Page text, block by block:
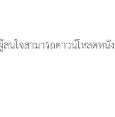
สามารถดาวน์โหลดหนัง